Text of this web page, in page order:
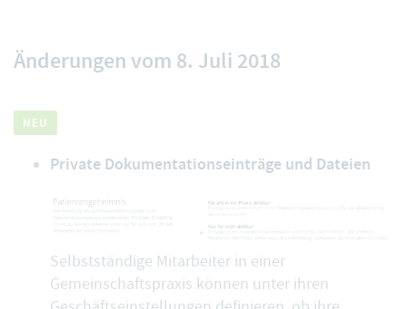
Änderungen vom 8. Juli 2018
NEU
Private Dokumentationseinträge und Dateien
Selbstständige Mitarbeiter in einer
Gemeinschaftspraxis können unter ihren